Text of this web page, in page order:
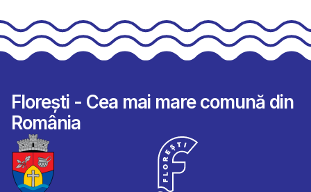
Florești - Cea mai mare comună din
România